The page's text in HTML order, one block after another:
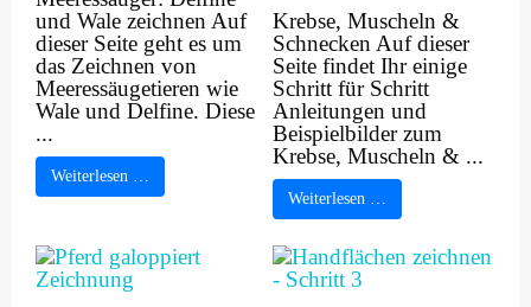
und Wale zeichnen Auf
dieser Seite geht es um
das Zeichnen von
Meeressäugetieren wie
Wale und Delfine. Diese
...
Weiterlesen …
Krebse, Muscheln &
Schnecken Auf dieser
Seite findet Ihr einige
Schritt für Schritt
Anleitungen und
Beispielbilder zum
Krebse, Muscheln & ...
Weiterlesen …